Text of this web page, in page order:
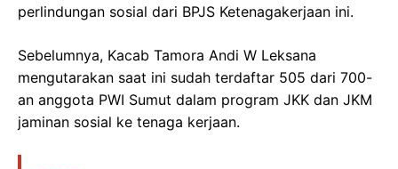
perlindungan sosial dari BPJS Ketenagakerjaan ini.
Sebelumnya, Kacab Tamora Andi W Leksana
mengutarakan saat ini sudah terdaftar 505 dari 700-
an anggota PWI Sumut dalam program JKK dan JKM
jaminan sosial ke tenaga kerjaan.